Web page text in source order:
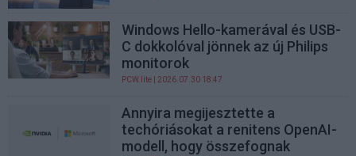
Windows Hello-kamerával és USB-
C dokkolóval jönnek az új Philips
monitorok
PCW.lite | 2026.07.30 18:47
Annyira megijesztette a
techóriásokat a renitens OpenAI-
modell, hogy összefognak